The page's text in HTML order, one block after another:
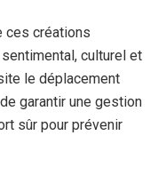
ces créations
culturel et
le déplacement
garantir une gestion
sûr pour prévenir